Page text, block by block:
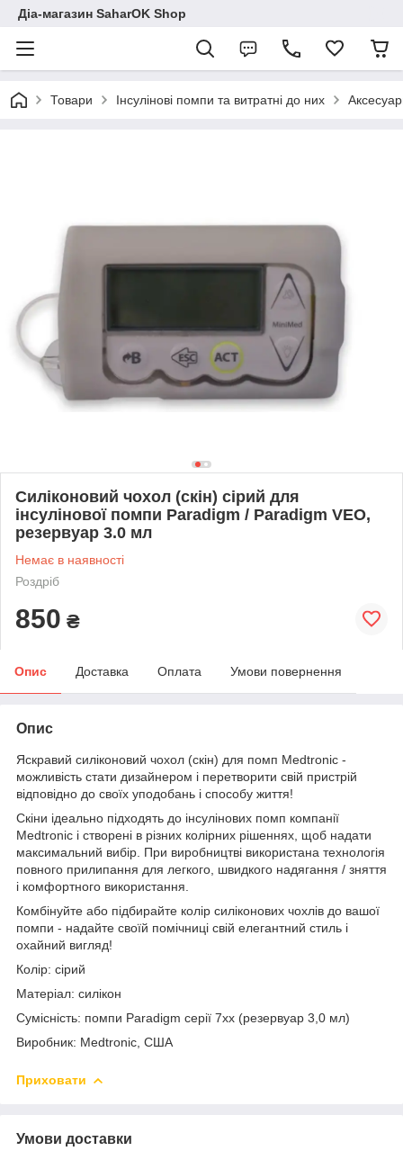
Діа-магазин SaharOK Shop
Товари Інсулінові помпи та витратні до них
Силіконовий чохол (скін) сірий для
інсулінової помпи Paradigm / Paradigm VEO,
резервуар 3.0 мл
Немає в наявності
Роздріб
850 ₴
Опис Доставка Оплата Умови повернення
Опис
Яскравий силіконовий чохол (скін) для помп Medtronic -
можливість стати дизайнером і перетворити свій пристрій
відповідно до своїх уподобань і способу життя!
Скіни ідеально підходять до інсулінових помп компанії
Medtronic і створені в різних колірних рішеннях, щоб надати
максимальний вибір. При виробництві використана технологія
повного прилипання для легкого, швидкого надягання / зняття
і комфортного використання.
Комбінуйте або підбирайте колір силіконових чохлів до вашої
помпи - надайте своїй помічниці свій елегантний стиль і
охайний вигляд!
Колір: сірий
Матеріал: силікон
Сумісність: помпи Paradigm серії 7хх (резервуар 3,0 мл)
Виробник: Medtronic, США
Приховати
Умови доставки